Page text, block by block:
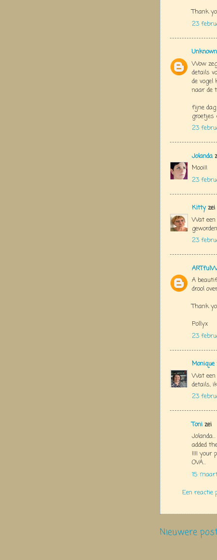
Thank
23
Unknown
Wow
details
de vogel
naar de
fijne
groetjes
23
Jolanda
Mooi!!
23
Kittyzei
Wat een
23
A
drool
Thank
Pollyx
23
Monique
Wat een
details,
23
Toni zei
added
!!!! your
OVA...
15
Een reactie
Nieuwere